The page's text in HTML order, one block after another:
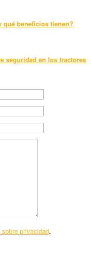
qué beneficios tienen?
seguridad en los tractores
privacidad.